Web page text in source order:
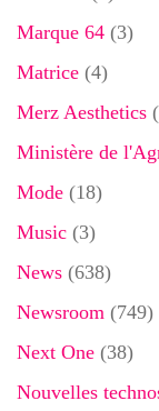
Marque 64 (3)
Matrice (4)
Merz Aesthetics
Ministère de
Mode (18)
Music (3)
News (638)
Newsroom (749)
Next One (38)
Nouvelles